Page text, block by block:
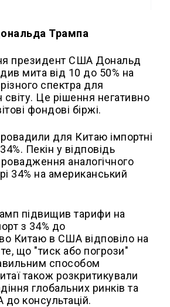
Трампа
президент США Дональд
мита від 10 до 50% на
спектра для
світу. Це рішення негативно
фондові біржі.
для Китаю імпортні
Пекін у відповідь
аналогічного
34% на американський
підвищив тарифи на
з 34% до
Китаю в США відповіло на
що "тиск або погрози"
способом
також розкритикували
глобальних ринків та
консультацій.